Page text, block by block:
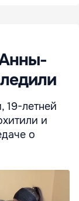
19-летней
и
о